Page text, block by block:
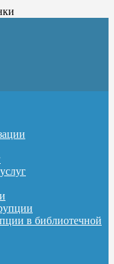
в библиотечной